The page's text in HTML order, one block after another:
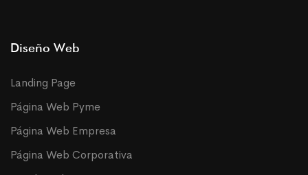
Diseño Web
Landing Page
Página Web Pyme
Página Web Empresa
Página Web Corporativa